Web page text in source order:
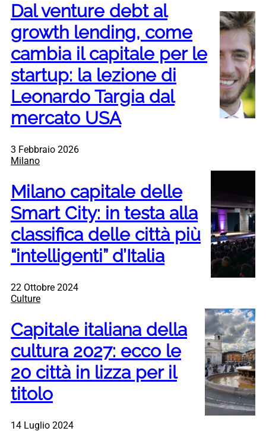
Dal venture debt al
growth lending, come
cambia il capitale per le
startup: la lezione di
Leonardo Targia dal
mercato USA
3 Febbraio 2026
Milano
Milano capitale delle
Smart City: in testa alla
classifica delle città più
“intelligenti” d’Italia
22 Ottobre 2024
Culture
Capitale italiana della
cultura 2027: ecco le
20 città in lizza per il
titolo
14 Luglio 2024